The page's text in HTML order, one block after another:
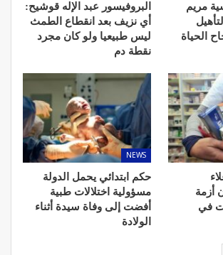
مريم
الحياة
البروفيسور عبد الإله قوشيح:
أي نزيف بعد انقطاع الطمث
ليس طبيعيا ولو كان مجرد
نقطة دم
أزمة
في
NEWS
حكم ابتدائي يحمل الدولة
مسؤولية اختلالات طبية
أفضت إلى وفاة سيدة أثناء
الولادة